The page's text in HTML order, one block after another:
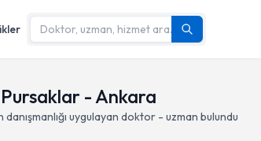
Pursaklar - Ankara
uygulayan doktor - uzman bulundu